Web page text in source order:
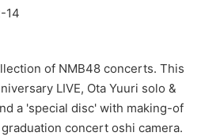
14
of NMB48 concerts. This
LIVE, Ota Yuuri solo &
a 'special disc' with making-of
concert oshi camera.